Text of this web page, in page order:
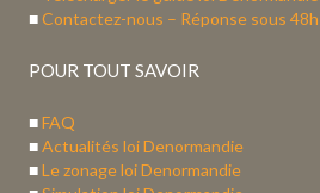
■Contactez-nous – Réponse sous 48h
POUR TOUT SAVOIR
■FAQ
■Actualités loi Denormandie
■Le zonage loi Denormandie